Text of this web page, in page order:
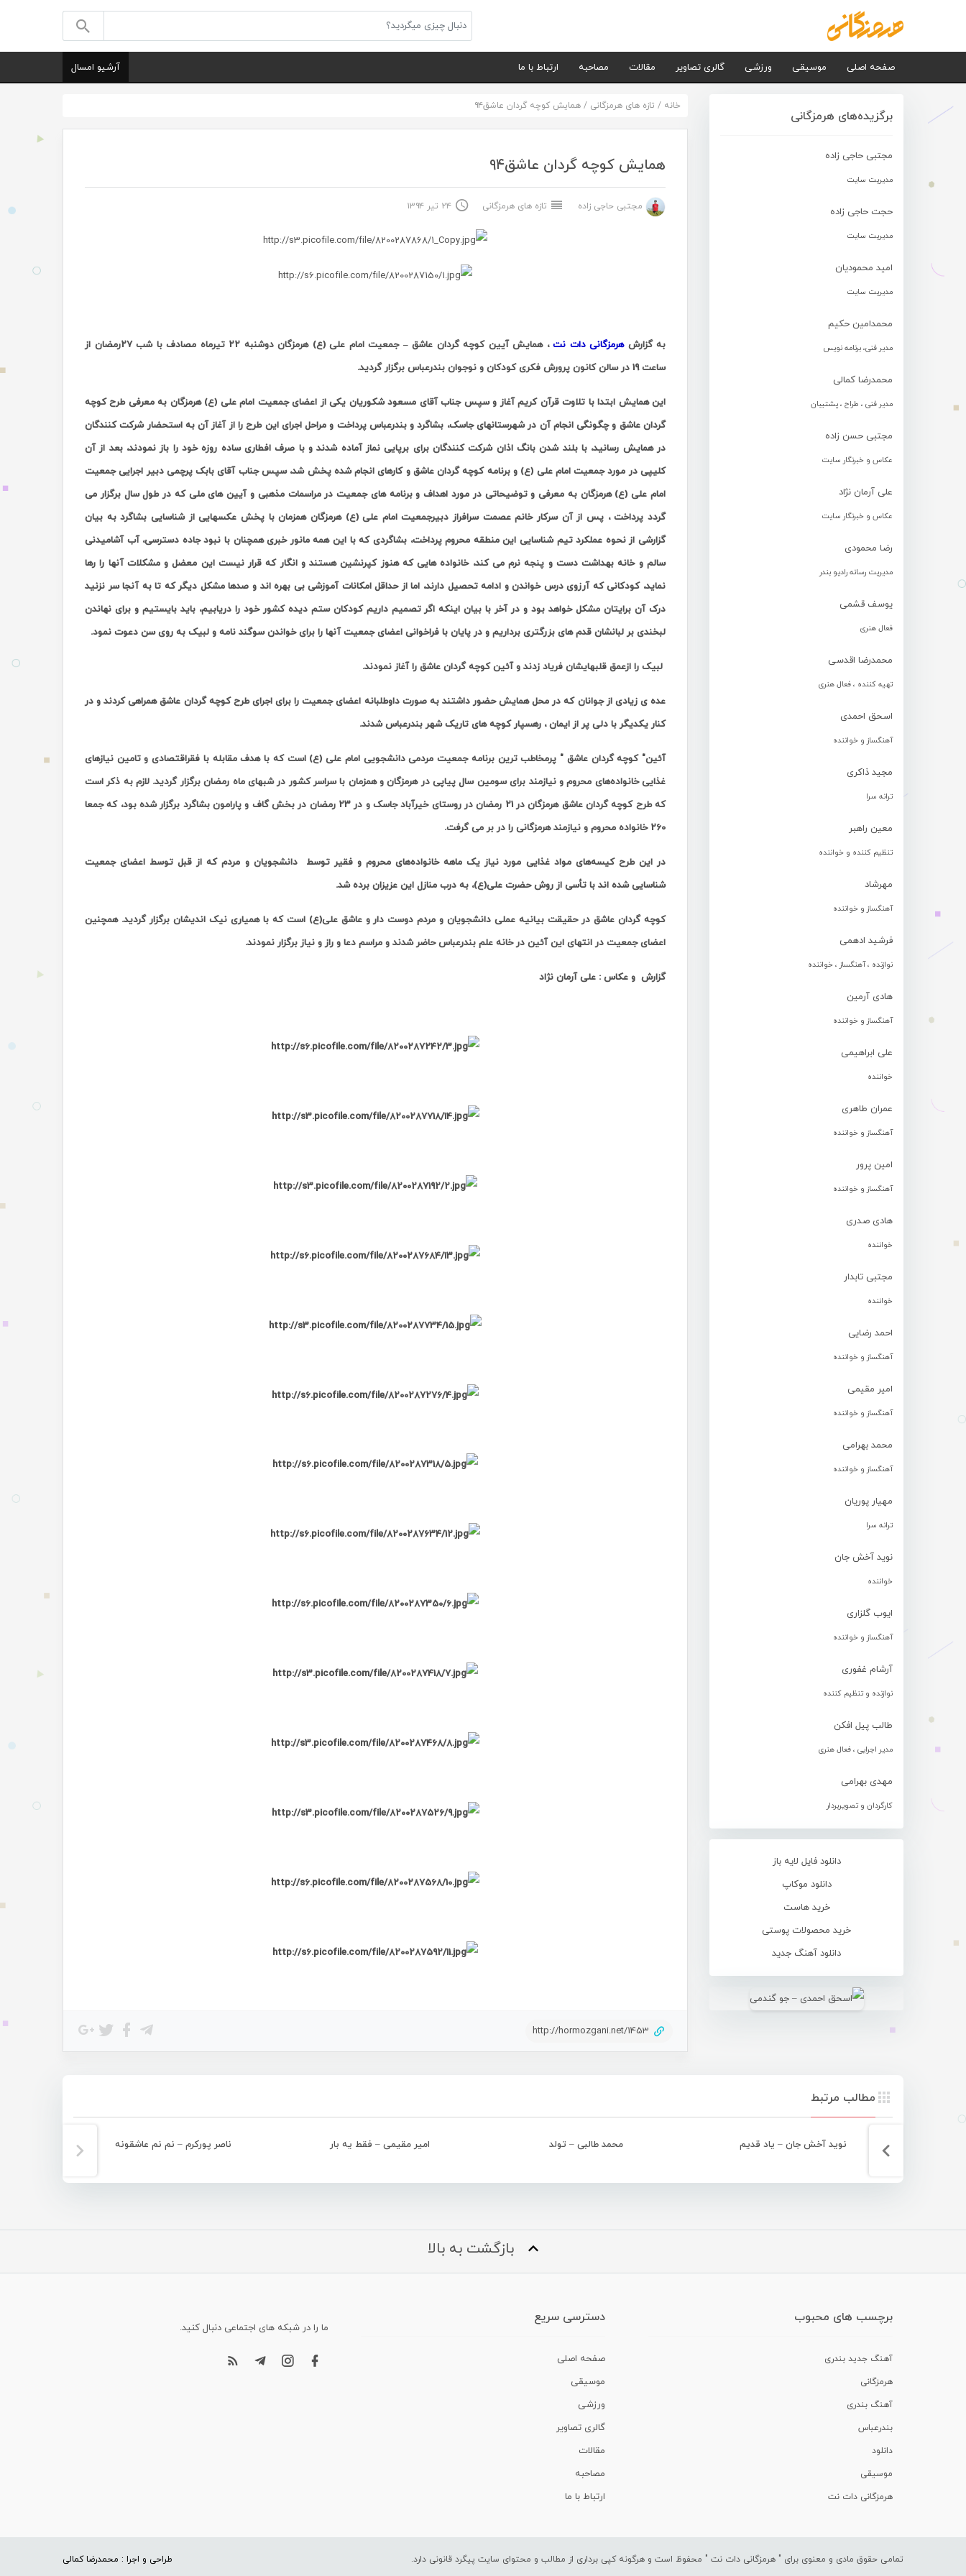
صفحه اصلی موسیقی ورزشی گالری تصاویر مقالات مصاحبه ارتباط با ما آرشیو امسال
برگزیده‌های هرمزگانی
مجتبی حاجی زاده
مدیریت سایت
حجت حاجی زاده
مدیریت سایت
امید محمودیان
مدیریت سایت
محمدامین حکیم
مدیر فنی، برنامه نویس
محمدرضا کمالی
مدیر فنی ، طراح ، پشتیبان
مجتبی حسن زاده
عکاس و خبرنگار سایت
علی آرمان نژاد
عکاس و خبرنگار سایت
رضا محمودی
مدیریت رسانه رادیو بندر
یوسف قشمی
فعال هنری
محمدرضا اقدسی
تهیه کننده ، فعال هنری
اسحق احمدی
آهنگساز و خواننده
مجید ذاکری
ترانه سرا
معین راهبر
تنظیم کننده و خواننده
مهرشاد
آهنگساز و خواننده
فرشید ادهمی
نوازنده ، آهنگساز ، خواننده
هادی آرمین
آهنگساز و خواننده
علی ابراهیمی
خواننده
عمران طاهری
آهنگساز و خواننده
امین پرور
آهنگساز و خواننده
هادی صدری
خواننده
مجتبی تابدار
خواننده
احمد رضایی
آهنگساز و خواننده
امیر مقیمی
آهنگساز و خواننده
محمد بهرامی
آهنگساز و خواننده
مهیار پوریان
ترانه سرا
نوید آخش جان
خواننده
ایوب گلزاری
آهنگساز و خواننده
آرشام غفوری
نوازنده و تنظیم کننده
طالب پیل افکن
مدیر اجرایی ، فعال هنری
مهدی بهرامی
کارگردان و تصویربردار
دانلود فایل لایه باز
دانلود موکاپ
خرید هاست
خرید محصولات پوستی
دانلود آهنگ جدید
خانه / تازه های هرمزگانی / همایش کوچه گردان عاشق۹۴
همایش کوچه گردان عاشق۹۴
مجتبی حاجی زاده تازه های هرمزگانی ۲۴ تیر ۱۳۹۴
به گزارش هرمزگانی دات نت
، همایش آیین کوچه گردان عاشق – جمعیت امام علی (ع) هرمزگان دوشنبه 22 تیرماه مصادف با شب 27رمضان از
ساعت 19 در سالن کانون پرورش فکری کودکان و نوجوان بندرعباس برگزار گردید
.
این همایش ابتدا با تلاوت قرآن کریم آغاز و سپس جناب آقای مسعود شکوریان یکی از اعضای جمعیت امام علی (ع) هرمزگان به معرفی طرح کوچه
گردان عاشق و چگونگی انجام آن در شهرستانهای جاسک، بشاگرد و بندرعباس پرداخت و مراحل اجرای این طرح را از آغاز آن به استحضار شرکت کنندگان
در همایش رسانید، با بلند شدن بانگ اذان شرکت کنندگان برای برپایی نماز آماده شدند و با صرف افطاری ساده روزه خود را باز نمودند، بعد از آن
کلیپی در مورد جمعیت امام علی (ع) و برنامه کوچه گردان عاشق و کارهای انجام شده پخش شد، سپس جناب آقای بابک پرچمی دبیر اجرایی جمعیت
امام علی (ع) هرمزگان به معرفی و توضیحاتی در مورد اهداف و برنامه های جمعیت در مراسمات مذهبی و آیین های ملی که در طول سال برگزار می
گردد پرداخت ، پس از آن سرکار خانم عصمت سرافراز دبیرجمعیت امام علی (ع) هرمزگان همزمان با پخش عکسهایی از شناسایی بشاگرد به بیان
گزارشی از نحوه عملکرد تیم شناسایی این منطقه محروم پرداخت، بشاگردی که با این همه مانور خبری همچنان با نبود جاده دسترسی، آب آشامیدنی
سالم و خانه بهداشت دست و پنجه نرم می کند، خانواده هایی که هنوز کپرنشین هستند و انگار که قرار نیست این معضل و مشکلات آنها را رها
نماید، کودکانی که آرزوی درس خواندن و ادامه تحصیل دارند، اما از حداقل امکانات آموزشی بی بهره اند و صدها مشکل دیگر که تا به آنجا سر نزنید
درک آن برایتان مشکل خواهد بود و در آخر با بیان اینکه اگر تصمیم داریم کودکان ستم دیده کشور خود را دریابیم، باید بایستیم و برای نهاندن
لبخندی بر لبانشان قدم های بزرگتری برداریم و در پایان با فراخوانی اعضای جمعیت آنها را برای خواندن سوگند نامه و لبیک به روی سن دعوت نمود.
لبیک را ازعمق قلبهایشان فریاد زدند و آئین کوچه گردان عاشق را آغاز نمودند.
عده ی زیادی از جوانان که در محل همایش حضور داشتند به صورت داوطلبانه اعضای جمعیت را برای اجرای طرح کوچه گردان عاشق همراهی کردند و در
کنار یکدیگر با دلی پر از ایمان ، رهسپار کوچه های تاریک شهر بندرعباس شدند.
آئین" کوچه گردان عاشق " پرمخاطب ترین برنامه جمعیت مردمی دانشجویی امام علی (ع) است که با هدف مقابله با فقراقتصادی و تامین نیازهای
غذایی خانواده‌های محروم و نیازمند برای سومین سال پیاپی در هرمزگان و همزمان با سراسر کشور در شبهای ماه رمضان برگزار گردید. لازم به ذکر است
که طرح کوچه گردان عاشق هرمزگان در 21 رمضان در روستای خیرآباد جاسک و در 23 رمضان در بخش گاف و پارامون بشاگرد برگزار شده بود، که جمعا
260 خانواده محروم و نیازمند هرمزگانی را در بر می گرفت
.
در این طرح کیسه‌های مواد غذایی مورد نیاز یک ماهه خانواده‌های محروم و فقیر توسط دانشجویان و مردم که از قبل توسط اعضای جمعیت
شناسایی شده اند با تأسی از روش حضرت علی(ع)، به درب منازل این عزیزان برده شد.
کوچه گردان عاشق در حقیقت بیانیه عملی دانشجویان و مردم دوست دار و عاشق علی(ع) است که با همیاری نیک اندیشان برگزار گردید. همچنین
اعضای جمعیت در انتهای این آئین در خانه علم بندرعباس حاضر شدند و مراسم دعا و راز و نیاز برگزار نمودند.
گزارش و عکاس : علی آرمان نژاد
http://hormozgani.net/1453
مطالب مرتبط
نوید آخش جان – یاد قدیم محمد طالبی – تولد امیر مقیمی – فقط یه بار ناصر پورکرم – نم نم عاشقونه
بازگشت به بالا
برچسب های محبوب
آهنگ جدید بندری
هرمزگانی
آهنگ بندری
بندرعباس
دانلود
موسیقی
هرمزگانی دات نت
دسترسی سریع
صفحه اصلی
موسیقی
ورزشی
گالری تصاویر
مقالات
مصاحبه
ارتباط با ما
ما را در شبکه های اجتماعی دنبال کنید.
تمامی حقوق مادی و معنوی برای " هرمزگانی دات نت " محفوظ است و هرگونه کپی برداری از مطالب و محتوای سایت پیگرد قانونی دارد. طراحی و اجرا : محمدرضا کمالی